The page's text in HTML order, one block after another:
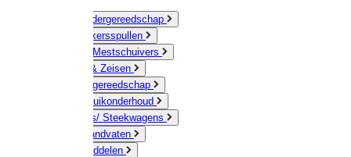
Hand-/ Kindergereedschap
Stratenmakersspullen
Sneeuw- / Mestschuivers
Baggeren & Zeisen
Elektrisch gereedschap
Boom / Struikonderhoud
Kruiwagens/ Steekwagens
Stelen / Handvaten
Tuinhulpmiddelen